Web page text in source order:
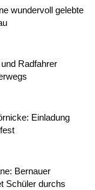
wundervoll gelebte
Radfahrer
Einladung
Bernauer
Schüler durchs